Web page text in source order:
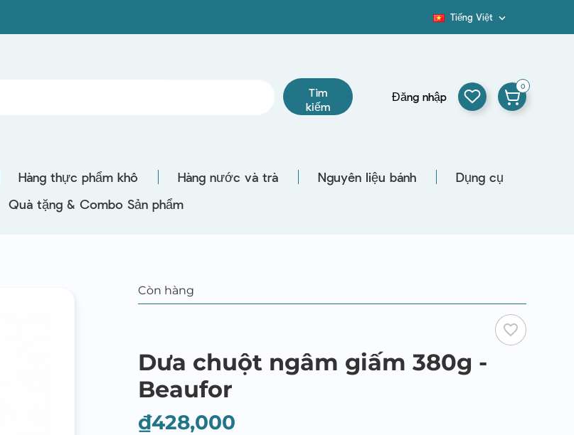
Tiếng Việt 
Tìm
kiếm
Đăng nhập
0
Hàng thực phẩm khô Hàng nước và trà Nguyên liệu bánh
Dụng cụ
Quà tặng & Combo Sản phẩm
Còn hàng
favorite_border
Dưa chuột ngâm giấm 380g -
Beaufor
₫428,000